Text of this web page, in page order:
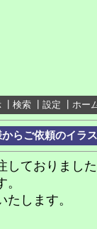
検索 設定 ホー
らご依頼のイラ
しておりまし
します。